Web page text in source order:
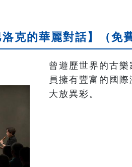
克的華麗對話】（免
曾遊歷世界的古
員擁有豐富的國
大放異彩。